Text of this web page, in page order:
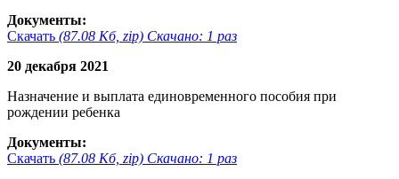
Документы:
Скачать (87.08 Кб, zip) Скачано: 1 раз
20 декабря 2021
Назначение и выплата единовременного пособия при
рождении ребенка
Документы:
Скачать (87.08 Кб, zip) Скачано: 1 раз